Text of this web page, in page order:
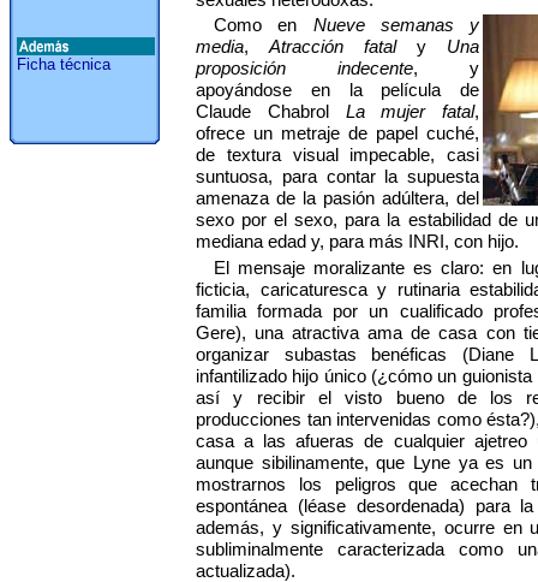
Ficha técnica
Como en Nueve semanas y
media, Atracción fatal y Una
proposición indecente, y
apoyándose en la película de
Claude Chabrol La mujer fatal,
ofrece un metraje de papel cuché,
de textura visual impecable, casi
suntuosa, para contar la supuesta
amenaza de la pasión adúltera, del
sexo por el sexo, para la estabilidad de
mediana edad y, para más INRI, con hijo.
El mensaje moralizante es claro: en
ficticia, caricaturesca y rutinaria
familia formada por un cualificado
Gere), una atractiva ama de casa con
organizar subastas benéficas
infantilizado hijo único (¿cómo un
así y recibir el visto bueno de los
producciones tan intervenidas como
casa a las afueras de cualquier ajetreo
aunque sibilinamente, que Lyne ya es
mostrarnos los peligros que acechan
espontánea (léase desordenada) para
además, y significativamente, ocurre en
subliminalmente caracterizada como
actualizada).